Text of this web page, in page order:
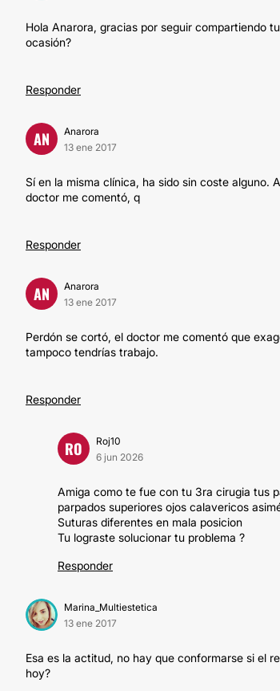
Hola Anarora, gracias por seguir compartiendo
ocasión?
Responder
AN
Anarora
13 ene 2017
Sí en la misma clínica, ha sido sin coste alguno.
doctor me comentó, q
Responder
AN
Anarora
13 ene 2017
Perdón se cortó, el doctor me comentó que
tampoco tendrías trabajo.
Responder
RO
Roj10
6 jun 2026
Amiga como te fue con tu 3ra cirugia tus
parpados superiores ojos calavericos
Suturas diferentes en mala posicion
Tu lograste solucionar tu problema ?
Responder
Marina_Multiestetica
13 ene 2017
Esa es la actitud, no hay que conformarse si el
hoy?